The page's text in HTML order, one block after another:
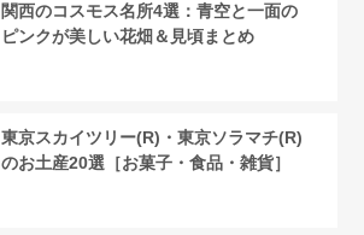
関西のコスモス名所4選：青空と一面の
ピンクが美しい花畑＆見頃まとめ
東京スカイツリー(R)・東京ソラマチ(R)
のお土産20選［お菓子・食品・雑貨］